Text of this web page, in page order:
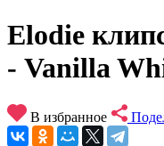
Elodie
- Vanilla
В избранное